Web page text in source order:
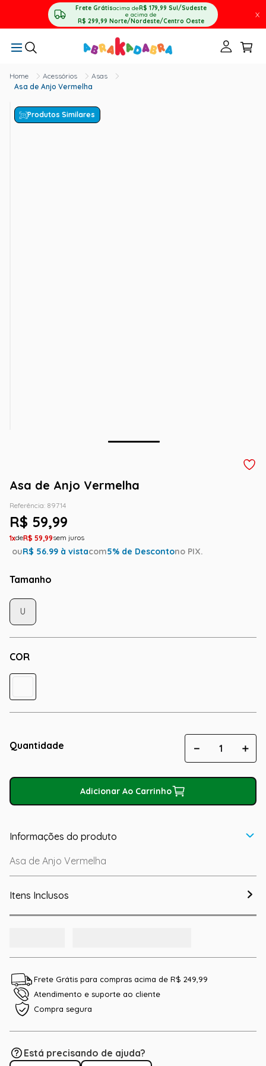
Frete Grátisacima deR$ 179,99 Sul/Sudeste
e acima de
R$ 299,99 Norte/Nordeste/Centro Oeste
X
Acessórios
Asas
Asa de Anjo Vermelha
Produtos Similares
Asa de Anjo Vermelha
Referência: 89714
R$ 59,99
1 R$ 59,99
ouR$ 56.99 à vistacom5% de Descontono PIX.
Tamanho
COR
U
Quantidade ＋
－
Adicionar Ao Carrinho
Informações do produto
Asa de Anjo Vermelha
Itens Inclusos
Frete Grátis para compras acima de R$ 249,99
Atendimento e suporte ao cliente
Compra segura
Está precisando de ajuda?